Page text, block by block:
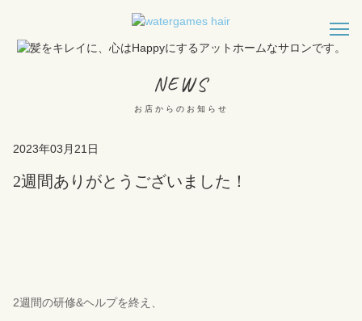
NEWS
お店からのお知らせ
2023年03月21日
2週間ありがとうございました！
2週間の研修&ヘルプを終え、